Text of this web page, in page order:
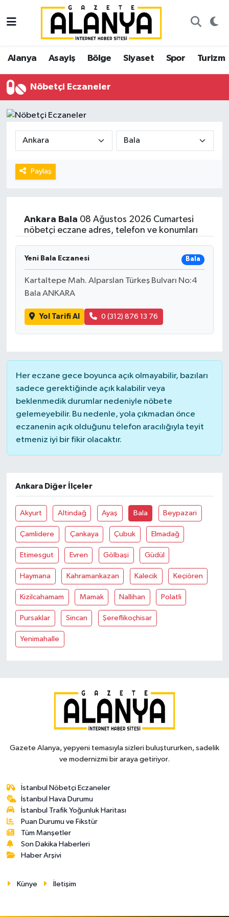
Alanya Asayiş Bölge Siyaset Spor Turizm
Nöbetçi Eczaneler
Paylaş
Ankara Bala 08 Ağustos 2026 Cumartesi
nöbetçi eczane adres, telefon ve konumları
Yeni Bala Eczanesi Bala
Kartaltepe Mah. Alparslan Türkeş Bulvarı No:4
Bala ANKARA
Yol Tarifi Al 0 (312) 876 13 76
Her eczane gece boyunca açık olmayabilir, bazıları
sadece gerektiğinde açık kalabilir veya
beklenmedik durumlar nedeniyle nöbete
gelemeyebilir. Bu nedenle, yola çıkmadan önce
eczanenin açık olduğunu telefon aracılığıyla teyit
etmeniz iyi bir fikir olacaktır.
Ankara Diğer İlçeler
Akyurt Altindağ Ayaş Bala Beypazari
Çamlidere Çankaya Çubuk Elmadağ
Etimesgut Evren Gölbaşi Güdül
Haymana Kahramankazan Kalecik Keçiören
Kizilcahamam Mamak Nallihan Polatli
Pursaklar Sincan Şereflikoçhisar
Yenimahalle
Gazete Alanya, yepyeni temasıyla sizleri buluştururken, sadelik
ve modernizmi bir araya getiriyor.
İstanbul Nöbetçi Eczaneler
İstanbul Hava Durumu
İstanbul Trafik Yoğunluk Haritası
Puan Durumu ve Fikstür
Tüm Manşetler
Son Dakika Haberleri
Haber Arşivi
Künye İletişim
Alanya
Asayiş
Bölge
Siyaset
Spor
Turizm
Gazipaşa
İstanbul Nöbetçi Eczaneler
İstanbul Hava Durumu
İstanbul Trafik Yoğunluk Haritası
Süper Lig Puan Durumu ve Fikstür
Tüm Manşetler
Son Dakika Haberleri